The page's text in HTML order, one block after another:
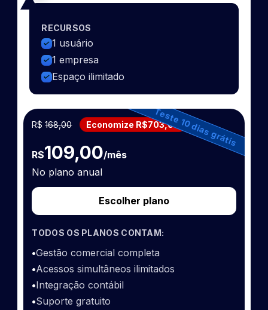
RECURSOS
1 usuário
1 empresa
Espaço ilimitado
Teste 10 dias grátis
R$168,00 Economize R$703,00
R$109,00/mês
No plano anual
Escolher plano
TODOS OS PLANOS CONTAM:
•Gestão comercial completa
•Acessos simultâneos ilimitados
•Integração contábil
•Suporte gratuito